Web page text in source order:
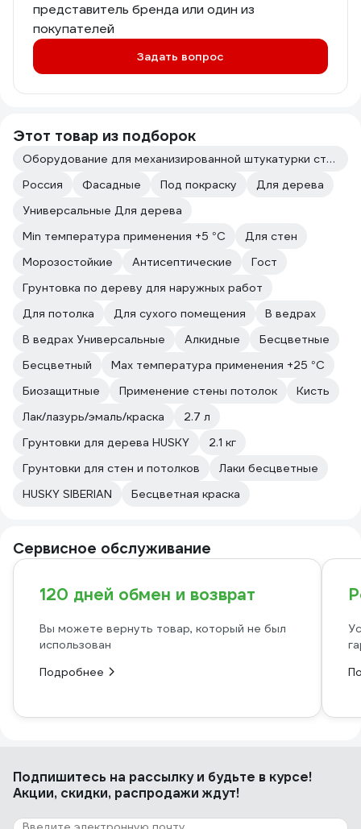
представитель бренда или один из
покупателей
Задать вопрос
Этот товар из подборок
Оборудование для механизированной штукатурки стен
Россия
Фасадные Под покраску
Для дерева
Универсальные Для дерева
Min температура применения +5 °С
Для стен
Морозостойкие
Антисептические
Гост
Грунтовка по дереву для наружных работ
Для потолка
Для сухого помещения
В ведрах
В ведрах Универсальные
Алкидные
Бесцветные
Бесцветный
Max температура применения +25 °С
Биозащитные
Применение стены потолок
Кисть
Лак/лазурь/эмаль/краска
2.7 л
Грунтовки для дерева HUSKY
2.1 кг
Грунтовки для стен и потолков
Лаки бесцветные
HUSKY SIBERIAN
Бесцветная краска
Сервисное обслуживание
120 дней обмен и возврат
Вы можете вернуть товар, который не был
использован
Подробнее
Подпишитесь на рассылкуи будьте в курсе!
Акции, скидки, распродажи ждут!